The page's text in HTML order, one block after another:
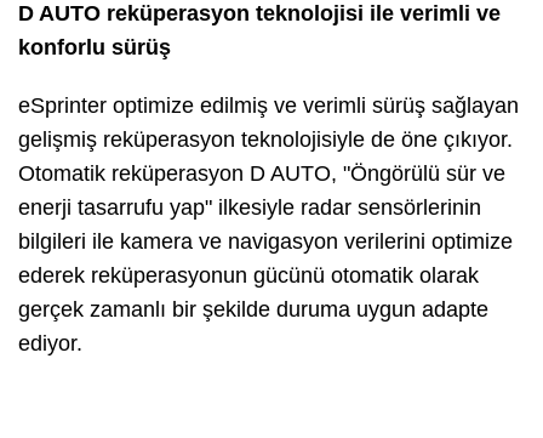
D AUTO reküperasyon teknolojisi ile verimli ve
konforlu sürüş
eSprinter optimize edilmiş ve verimli sürüş sağlayan
gelişmiş reküperasyon teknolojisiyle de öne çıkıyor.
Otomatik reküperasyon D AUTO, "Öngörülü sür ve
enerji tasarrufu yap" ilkesiyle radar sensörlerinin
bilgileri ile kamera ve navigasyon verilerini optimize
ederek reküperasyonun gücünü otomatik olarak
gerçek zamanlı bir şekilde duruma uygun adapte
ediyor.